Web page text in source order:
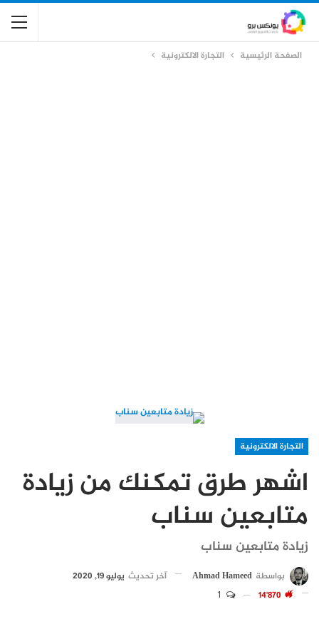
الصفحة الرئيسية التجارة الالكترونية
التجارة الالكترونية
اشهر طرق تمكنك من زيادة
متابعين سناب
زيادة متابعين سناب
بواسطة Ahmad Hameed آخر تحديث يوليو 19, 2020